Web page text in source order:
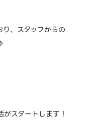
、スタッフからの
スタートします！